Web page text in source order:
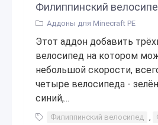
Филиппинский
Аддоны для Minecraft PE
Этот аддон добавить
велосипед на котором
небольшой скорости,
четыре велосипеда -
синий,...
Филиппинский велосипед ,